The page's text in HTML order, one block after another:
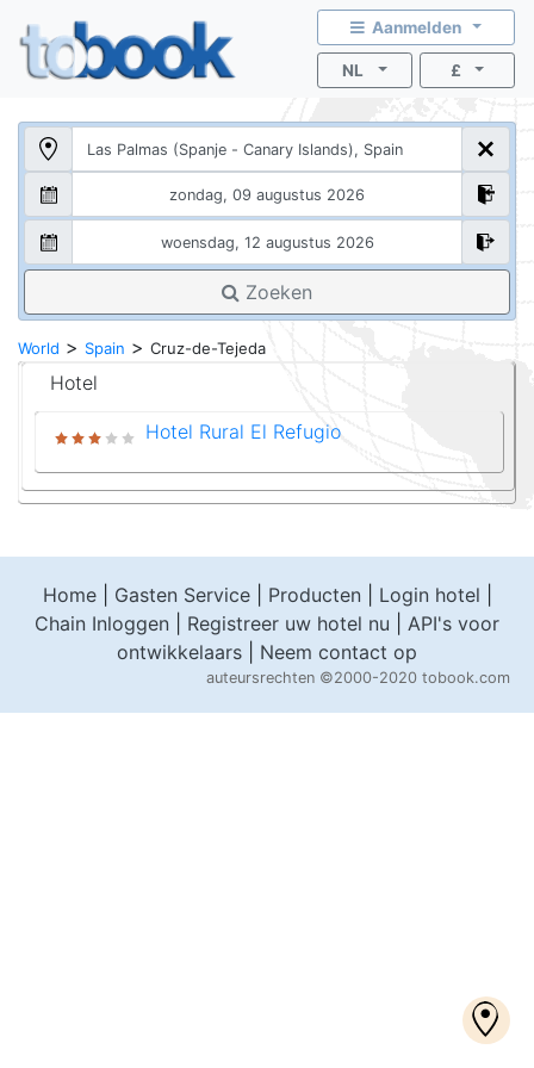
Aanmelden
NL £
Zoeken
World > Spain > Cruz-de-Tejeda
Hotel
Hotel Rural El Refugio
Home| Gasten Service| Producten Login hotel
Chain Inloggen
Registreer uw hotel nu
API's voor
ontwikkelaars
Neem contact op
auteursrechten ©2000-2020 tobook.com